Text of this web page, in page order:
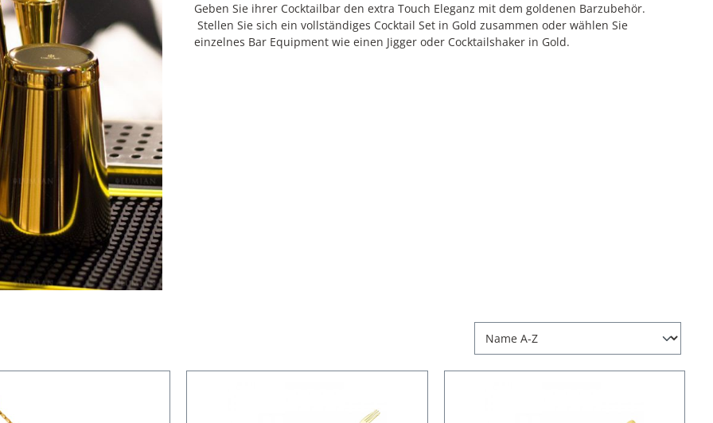
Geben Sie ihrer Cocktailbar den extra Touch Eleganz mit dem goldenen Barzubehör.
Stellen Sie sich ein vollständiges Cocktail Set in Gold zusammen oder wählen Sie
einzelnes Bar Equipment wie einen Jigger oder Cocktailshaker in Gold.